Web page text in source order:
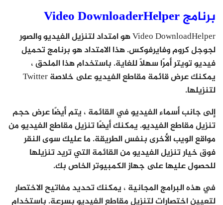
برنامج Video DownloaderHelper
Video DownloadHelper هو امتداد لتنزيل الفيديو والصور
لجوجل كروم وفايرفوكس. هذا الامتداد هو برنامج تحميل
فيديو تويتر أمرًا سهلاً للغاية. باستخدام هذا الملحق ،
يمكنك عرض قائمة مقاطع الفيديو على خلاصة Twitter
لتنزيلها.
إلى جانب أسماء الفيديو في القائمة ، يتم أيضًا عرض حجم
تنزيل مقاطع الفيديو. يمكنك أيضًا تنزيل مقاطع الفيديو من
مواقع الويب الأخرى بنفس الطريقة. ما عليك سوى النقر
فوق خيار تنزيل الفيديو من القائمة التي تريد تنزيلها
للحصول عليها على جهاز الكمبيوتر الخاص بك.
في هذه البرامج المجانية ، يمكنك تحديد مفاتيح الاختصار
لتعيين اختصارات لتنزيل مقاطع الفيديو بسرعة. باستخدام